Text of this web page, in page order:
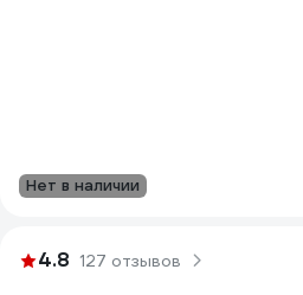
Нет в наличии
4.8 127 отзывов